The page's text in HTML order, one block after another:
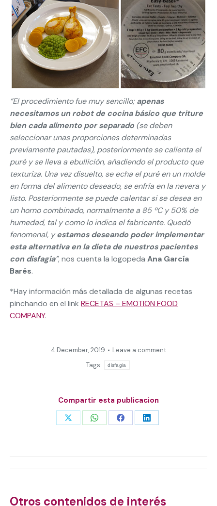
“El procedimiento fue muy sencillo;apenas
necesitamos un robot de cocina básico que triture
bien cada alimento por separado (se deben
seleccionar unas proporciones determinadas
previamente pautadas), posteriormente se calienta el
puré y se lleva a ebullición, añadiendo el producto que
texturiza. Una vez disuelto, se echa el puré en un molde
en forma del alimento deseado, se enfría en la nevera y
listo. Posteriormente se puede calentar si se desea en
un horno combinado, normalmente a 85 ºC y 50% de
humedad, tal y como lo indica el fabricante. Quedó
fenomenal, yestamos deseando poder implementar
esta alternativa en la dieta de nuestros pacientes
con disfagia”, nos cuenta la logopeda Ana García
Barés.
*Hay información más detallada de algunas recetas
pinchando en el link RECETAS – EMOTION FOOD
COMPANY.
4 December, 2019
Leave a comment
Tags:
disfagia
Compartir esta publicacion
Share Share Share Share
Otros contenidos de interés